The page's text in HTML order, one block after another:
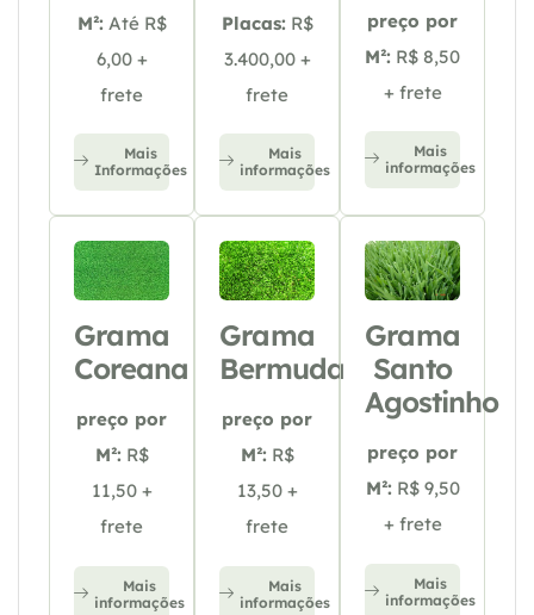
M²: Até R$
6,00 +
frete
Mais
Informações
Placas: R$
3.400,00 +
frete
Mais
informações
preço por
M²: R$ 8,50
+ frete
Mais
informações
Grama
Coreana
preço por
M²: R$
11,50 +
frete
Mais
informações
Grama
Bermuda
preço por
M²: R$
13,50 +
frete
Mais
informações
Grama
Santo
Agostinho
preço por
M²: R$ 9,50
+ frete
Mais
informações